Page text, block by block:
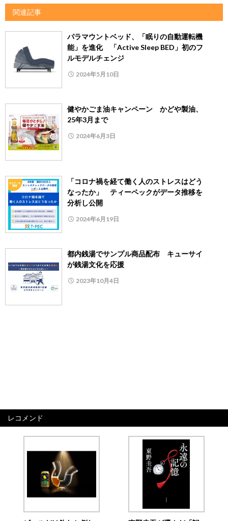
関連記事
パラマウントベッド、「眠りの自動運転機
能」を進化 「Active Sleep BED」初のフ
ルモデルチェンジ
2024年5月10日
健やかごま油キャンペーン かどや製油、
25年3月まで
2024年6月3日
「コロナ禍を経て働く人のストレスはどう
なったか」 ティーペックがデータ推移を
分析し公開
2024年6月19日
都内銭湯でサンプル商品配布 キューサイ
が銭湯文化を応援
2023年10月4日
レコメンド